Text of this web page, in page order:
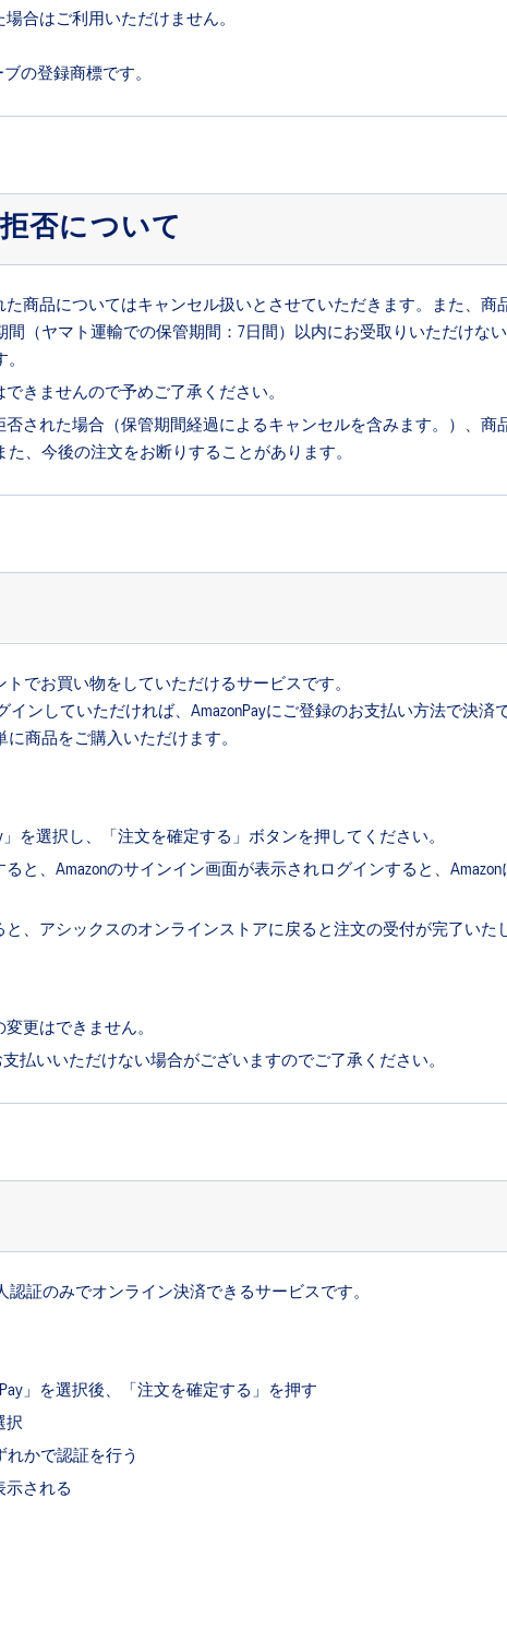
合はご利用いただけません。
の登録商標です。
否について
商品についてはキャンセル扱いとさせていただきます。また、商
間（ヤマト運輸での保管期間：7日間）以内にお受取りいただけな
きませんので予めご了承ください。
された場合（保管期間経過によるキャンセルを含みます。）、
、今後の注文をお断りすることがあります。
トでお買い物をしていただけるサービスです。
インしていただければ、AmazonPayにご登録のお支払い方法で決
商品をご購入いただけます。
」を選択し、「注文を確定する」ボタンを押してください。
と、Amazonのサインイン画面が表示されログインすると、
、アシックスのオンラインストアに戻ると注文の受付が完了いた
更はできません。
支払いいただけない場合がございますのでご了承ください。
認証のみでオンライン決済できるサービスです。
」を選択後、「注文を確定する」を押す
択
れかで認証を行う
示される